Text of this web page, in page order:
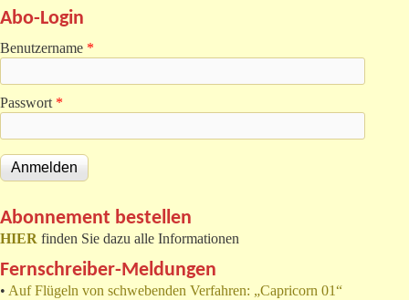
Abo-Login
Benutzername *
Passwort *
Abonnement bestellen
HIER finden Sie dazu alle Informationen
Fernschreiber-Meldungen
• Auf Flügeln von schwebenden Verfahren: „Capricorn 01“